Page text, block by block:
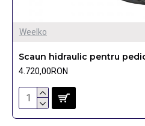
Weelko
Scaun hidraulic pentru
4.720,00RON